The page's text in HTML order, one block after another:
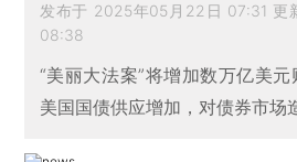
发布于 2025年05月22日 07:31 更
08:38
“美丽大法案”将增加数万亿美
美国国债供应增加，对债券市场